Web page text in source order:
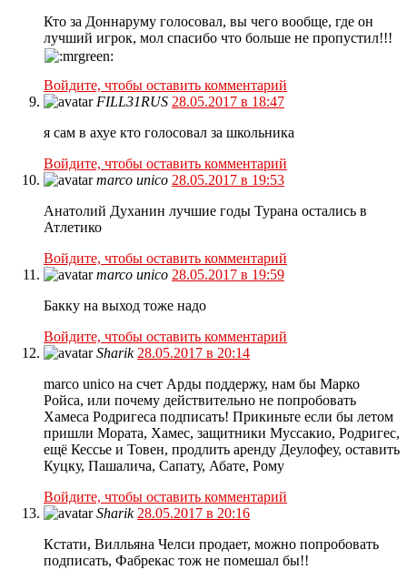
Кто за Доннаруму голосовал, вы чего вообще, где он
лучший игрок, мол спасибо что больше не пропустил!!!
Войдите, чтобы оставить комментарий
FILL31RUS 28.05.2017 в 18:47
я сам в ахуе кто голосовал за школьника
Войдите, чтобы оставить комментарий
marco unico 28.05.2017 в 19:53
Анатолий Духанин лучшие годы Турана остались в
Атлетико
Войдите, чтобы оставить комментарий
marco unico 28.05.2017 в 19:59
Бакку на выход тоже надо
Войдите, чтобы оставить комментарий
Sharik 28.05.2017 в 20:14
marco unico на счет Арды поддержу, нам бы Марко
Ройса, или почему действительно не попробовать
Хамеса Родригеса подписать! Прикиньте если бы летом
пришли Мората, Хамес, защитники Муссакио, Родригес,
ещё Кессье и Товен, продлить аренду Деулофеу, оставить
Куцку, Пашалича, Сапату, Абате, Рому
Войдите, чтобы оставить комментарий
Sharik 28.05.2017 в 20:16
Кстати, Вилльяна Челси продает, можно попробовать
подписать, Фабрекас тож не помешал бы!!